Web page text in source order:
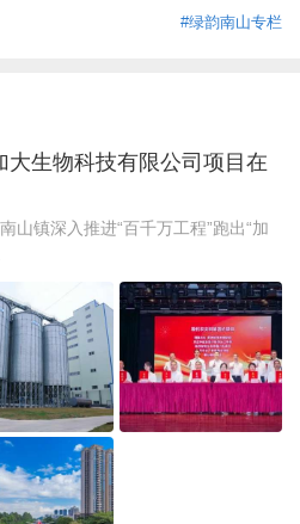
#绿韵南山专栏
生物科技有限公司项目在
山镇深入推进“百千万工程”跑出“加